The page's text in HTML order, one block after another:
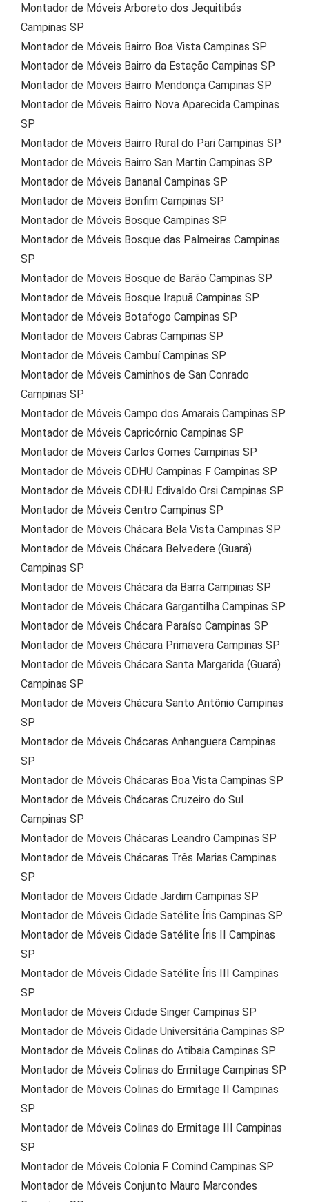
Montador de Móveis Arboreto dos Jequitibás
Campinas SP
Montador de Móveis Bairro Boa Vista Campinas SP
Montador de Móveis Bairro da Estação Campinas SP
Montador de Móveis Bairro Mendonça Campinas SP
Montador de Móveis Bairro Nova Aparecida Campinas
SP
Montador de Móveis Bairro Rural do Pari Campinas SP
Montador de Móveis Bairro San Martin Campinas SP
Montador de Móveis Bananal Campinas SP
Montador de Móveis Bonfim Campinas SP
Montador de Móveis Bosque Campinas SP
Montador de Móveis Bosque das Palmeiras Campinas
SP
Montador de Móveis Bosque de Barão Campinas SP
Montador de Móveis Bosque Irapuã Campinas SP
Montador de Móveis Botafogo Campinas SP
Montador de Móveis Cabras Campinas SP
Montador de Móveis Cambuí Campinas SP
Montador de Móveis Caminhos de San Conrado
Campinas SP
Montador de Móveis Campo dos Amarais Campinas SP
Montador de Móveis Capricórnio Campinas SP
Montador de Móveis Carlos Gomes Campinas SP
Montador de Móveis CDHU Campinas F Campinas SP
Montador de Móveis CDHU Edivaldo Orsi Campinas SP
Montador de Móveis Centro Campinas SP
Montador de Móveis Chácara Bela Vista Campinas SP
Montador de Móveis Chácara Belvedere (Guará)
Campinas SP
Montador de Móveis Chácara da Barra Campinas SP
Montador de Móveis Chácara Gargantilha Campinas SP
Montador de Móveis Chácara Paraíso Campinas SP
Montador de Móveis Chácara Primavera Campinas SP
Montador de Móveis Chácara Santa Margarida (Guará)
Campinas SP
Montador de Móveis Chácara Santo Antônio Campinas
SP
Montador de Móveis Chácaras Anhanguera Campinas
SP
Montador de Móveis Chácaras Boa Vista Campinas SP
Montador de Móveis Chácaras Cruzeiro do Sul
Campinas SP
Montador de Móveis Chácaras Leandro Campinas SP
Montador de Móveis Chácaras Três Marias Campinas
SP
Montador de Móveis Cidade Jardim Campinas SP
Montador de Móveis Cidade Satélite Íris Campinas SP
Montador de Móveis Cidade Satélite Íris II Campinas
SP
Montador de Móveis Cidade Satélite Íris III Campinas
SP
Montador de Móveis Cidade Singer Campinas SP
Montador de Móveis Cidade Universitária Campinas SP
Montador de Móveis Colinas do Atibaia Campinas SP
Montador de Móveis Colinas do Ermitage Campinas SP
Montador de Móveis Colinas do Ermitage II Campinas
SP
Montador de Móveis Colinas do Ermitage III Campinas
SP
Montador de Móveis Colonia F. Comind Campinas SP
Montador de Móveis Conjunto Mauro Marcondes